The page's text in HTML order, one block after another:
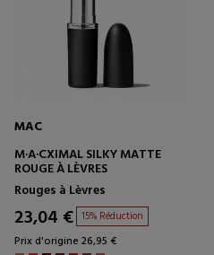
MAC
M·A·CXIMAL SILKY MATTE
ROUGE À LÈVRES
Rouges à Lèvres
23,04 € 15% Réduction
Prix d'origine 26,95 €